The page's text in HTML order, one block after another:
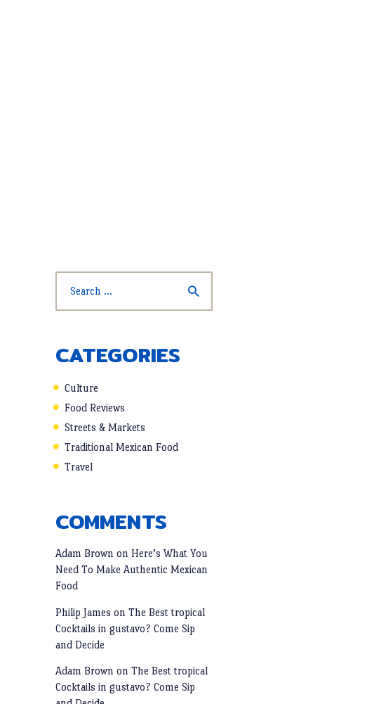
for:
CATEGORIES
Culture
Food Reviews
Streets & Markets
Traditional Mexican Food
Travel
COMMENTS
Adam Brown on Here’s What You
Need To Make Authentic Mexican
Food
Philip James on The Best tropical
Cocktails in gustavo? Come Sip
and Decide
Adam Brown on The Best tropical
Cocktails in gustavo? Come Sip